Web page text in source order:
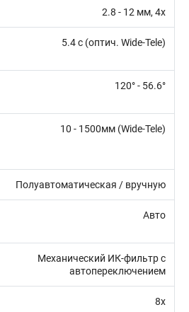
2.8 - 12 мм, 4х
5.4 c (оптич. Wide-Tele)
120° - 56.6°
10 - 1500мм (Wide-Tele)
Полуавтоматическая / вручную
Авто
Механический ИК-фильтр с
автопереключением
8х